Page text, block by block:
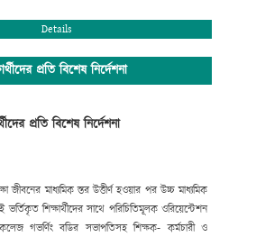
ডিজিটাল ল্যাব”।
পরিচালনার জন্য রয়েছে একঝাঁক সুযোগ্য, দক্ষ ও
সাতকানিয়া জাফর আহমদ চৌধুরী কলেজ একাদশ-দ্বাদশ
শিক্ষাজীবন পরিচালনা করতে পারে এবং আধুনিক ও
Details
প্রতি বিশেষ নির্দেশনা
প্রতি বিশেষ নির্দেশনা
জীবনের মাধ্যমিক স্তর উত্তীর্ণ হওয়ার পর উচ্চ মাধ্যমিক
শিক্ষার্থীদের সাথে পরিচিতিমূলক ওরিয়েন্টেশন
গভর্ণিং বডির সভাপতিসহ শিক্ষক- কর্মচারী ও